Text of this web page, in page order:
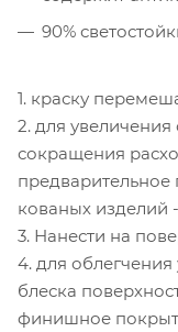
90%
1. краску
2. для
сокращения
предварительное
кованых изделий
3. Нанести на
4. для
блеска
финишное